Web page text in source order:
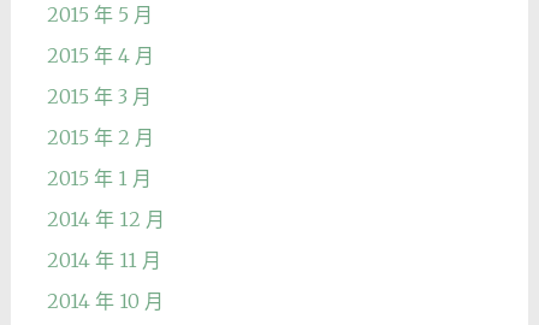
2015 年 5 月
2015 年 4 月
2015 年 3 月
2015 年 2 月
2015 年 1 月
2014 年 12 月
2014 年 11 月
2014 年 10 月